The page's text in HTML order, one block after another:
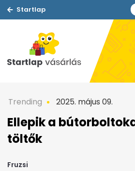
Startlap
Trending 2025. május 09.
Ellepik a
töltők
Fruzsi